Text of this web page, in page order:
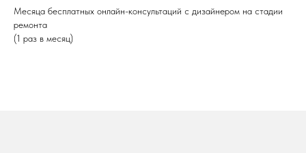
Месяца бесплатных онлайн-консультаций с дизайнером на стадии
ремонта
(1 раз в месяц)